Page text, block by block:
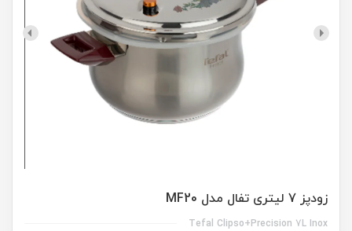
زودپز 7 لیتری تفال مدل MF20
Tefal Clipso+Precision 7L Inox